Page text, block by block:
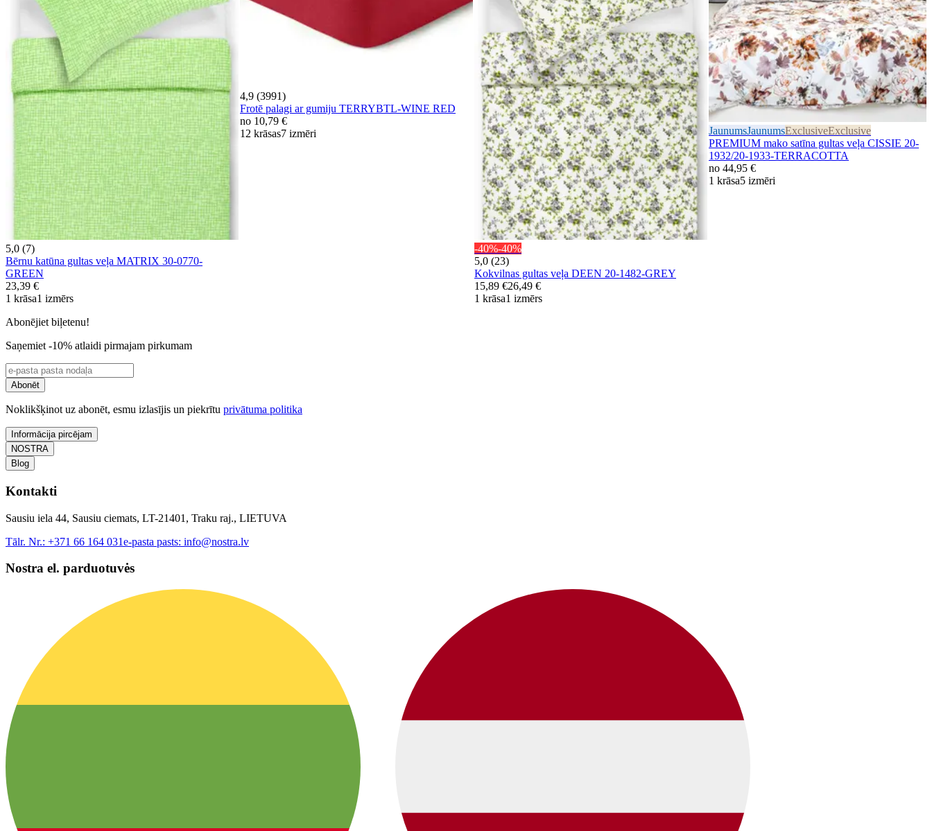
5,0 (7)
Bērnu katūna gultas veļa MATRIX 30-0770-
GREEN
23,39 €
1 krāsa1 izmērs
4,9 (3991)
Frotē palagi ar gumiju TERRYBTL-WINE RED
no 10,79 €
12 krāsas7 izmēri
-40%-40%
5,0 (23)
Kokvilnas gultas veļa DEEN 20-1482-GREY
15,89 €26,49 €
1 krāsa1 izmērs
JaunumsJaunumsExclusiveExclusive
PREMIUM mako satīna gultas veļa CISSIE 20-
1932/20-1933-TERRACOTTA
no 44,95 €
1 krāsa5 izmēri
Abonējiet biļetenu!
Saņemiet -10% atlaidi pirmajam pirkumam
Abonēt
Noklikšķinot uz abonēt, esmu izlasījis un piekrītu privātuma politika
Informācija pircējam
NOSTRA
Blog
Kontakti
Sausiu iela 44, Sausiu ciemats, LT-21401, Traku raj., LIETUVA
Tālr. Nr.: +371 66 164 031e-pasta pasts: info@nostra.lv
Nostra el. parduotuvės